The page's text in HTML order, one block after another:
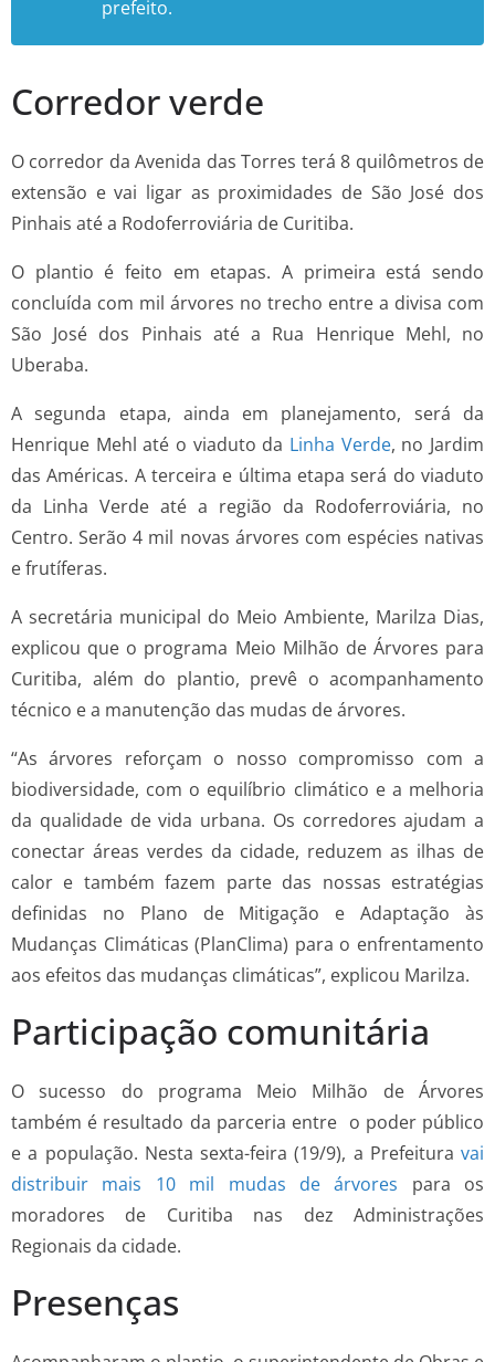
prefeito.
Corredor verde
O corredor da Avenida das Torres terá 8 quilômetros de
extensão e vai ligar as proximidades de São José dos
Pinhais até a Rodoferroviária de Curitiba.
O plantio é feito em etapas. A primeira está sendo
concluída com mil árvores no trecho entre a divisa com
São José dos Pinhais até a Rua Henrique Mehl, no
Uberaba.
A segunda etapa, ainda em planejamento, será da
Henrique Mehl até o viaduto da Linha Verde, no Jardim
das Américas. A terceira e última etapa será do viaduto
da Linha Verde até a região da Rodoferroviária, no
Centro. Serão 4 mil novas árvores com espécies nativas
e frutíferas.
A secretária municipal do Meio Ambiente, Marilza Dias,
explicou que o programa Meio Milhão de Árvores para
Curitiba, além do plantio, prevê o acompanhamento
técnico e a manutenção das mudas de árvores.
“As árvores reforçam o nosso compromisso com a
biodiversidade, com o equilíbrio climático e a melhoria
da qualidade de vida urbana. Os corredores ajudam a
conectar áreas verdes da cidade, reduzem as ilhas de
calor e também fazem parte das nossas estratégias
definidas no Plano de Mitigação e Adaptação às
Mudanças Climáticas (PlanClima) para o enfrentamento
aos efeitos das mudanças climáticas”, explicou Marilza.
Participação comunitária
O sucesso do programa Meio Milhão de Árvores
também é resultado da parceria entre o poder público
e a população. Nesta sexta-feira (19/9), a Prefeitura vai
distribuir mais 10 mil mudas de árvores para os
moradores de Curitiba nas dez Administrações
Regionais da cidade.
Presenças